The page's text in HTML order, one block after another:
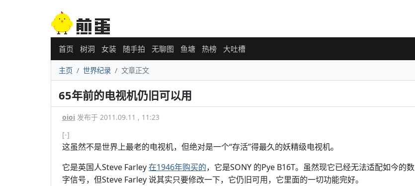
首页 树洞 女装 随手拍 无聊图 鱼塘 热榜 大吐槽
主页 世界纪录 文章正文
65年前的电视机仍旧可以用
oioi 发布于 2011.09.11 , 11:23
[-]
这虽然不是世界上最老的电视机，但绝对是一个“存活”得最久的妖精级电视机。
它是英国人Steve Farley在1946年购买的，它是SONY 的Pye B16T。虽然现它已经无法适配如今的数
字信号，但Steve Farley 说其实只要修改一下，它仍旧可用，它里面的一切功能完好。